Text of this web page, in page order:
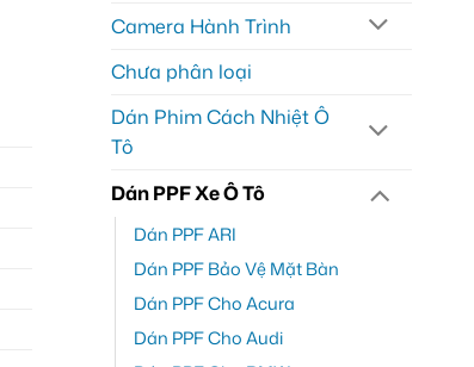
Camera Hành Trình
Chưa phân loại
Dán Phim Cách Nhiệt Ô
Tô
Dán PPF Xe Ô Tô
Dán PPF ARI
Dán PPF Bảo Vệ Mặt Bàn
Dán PPF Cho Acura
Dán PPF Cho Audi